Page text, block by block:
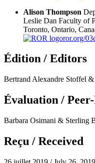
Alison Thompson
Leslie Dan Faculty of
Toronto, Ontario,
ror.org/
Édition / Editors
Bertrand Alexandre Stoffel
Évaluation /
Barbara Osimani & Sterling
Reçu / Received